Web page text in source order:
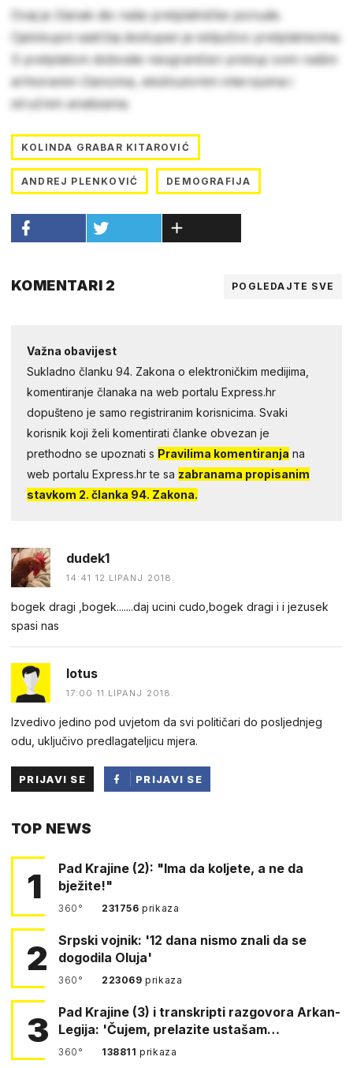
Ovaj je članak dio naše pretplatničke ponude.
Cjelokupni sadržaj dostupan je isključivo pretplatnicima.
S pretplatom dobivate neograničen pristup svim našim
arhiviranim člancima, ekskluzivnim intervjuima i
stručnim analizama.
KOLINDA GRABAR KITAROVIĆ
ANDREJ PLENKOVIĆ DEMOGRAFIJA
KOMENTARI 2 POGLEDAJTE SVE
Važna obavijest
Sukladno članku 94. Zakona o elektroničkim medijima,
komentiranje članaka na web portalu Express.hr
dopušteno je samo registriranim korisnicima. Svaki
korisnik koji želi komentirati članke obvezan je
prethodno se upoznati s Pravilima komentiranja na
web portalu Express.hr te sa zabranama propisanim
stavkom 2. članka 94. Zakona.
dudek1
14:41 12.LIPANJ 2018.
bogek dragi ,bogek.......daj ucini cudo,bogek dragi i i jezusek
spasi nas
lotus
17:00 11.LIPANJ 2018.
Izvedivo jedino pod uvjetom da svi političari do posljednjeg
odu, uključivo predlagateljicu mjera.
PRIJAVI SE
PRIJAVI SE
TOP NEWS
1
Pad Krajine (2): "Ima da koljete, a ne da
bježite!"
360° 231756prikaza
2
Srpski vojnik: '12 dana nismo znali da se
dogodila Oluja'
360° 223069prikaza
3
Pad Krajine (3) i transkripti razgovora Arkan-
Legija: 'Čujem, prelazite ustašam…
360° 138811prikaza